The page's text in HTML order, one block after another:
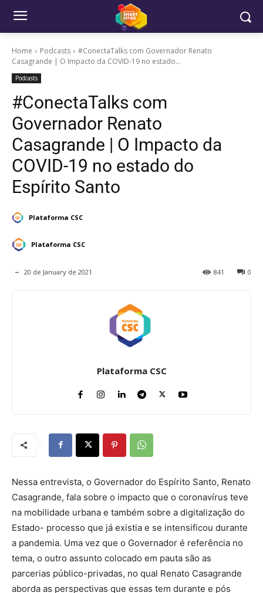
Home Podcasts
#ConectaTalks com Governador Renato
Casagrande | O Impacto da COVID-19 no estado...
Podcasts
#ConectaTalks com
Governador Renato
Casagrande | O Impacto da
COVID-19 no estado do
Espírito Santo
Plataforma CSC
Plataforma CSC
20 de January de 2021 0
841
Plataforma CSC
Nessa entrevista, o Governador do Espírito Santo, Renato
Casagrande, fala sobre o impacto que o coronavírus teve
na mobilidade urbana e também sobre a digitalização do
Estado- processo que já existia e se intensificou durante
a pandemia. Uma vez que o Governador é referência no
tema, o outro assunto colocado em pauta são as
parcerias público-privadas, no qual Renato Casagrande
aborda as perspectivas que essas tem durante e pós